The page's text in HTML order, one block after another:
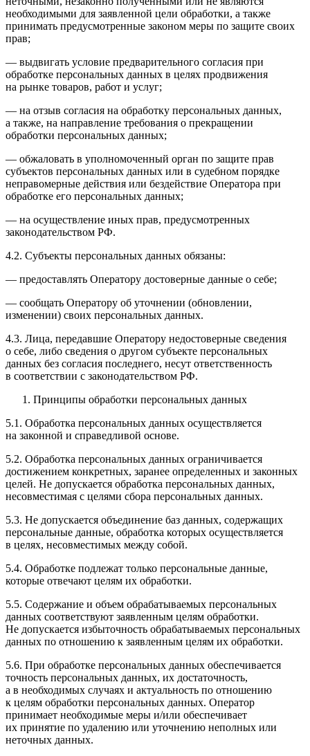
необходимыми для заявленной цели обработки, а также
принимать предусмотренные законом меры по защите своих
прав;
— выдвигать условие предварительного согласия при
обработке персональных данных в целях продвижения
на рынке товаров, работ и услуг;
— на отзыв согласия на обработку персональных данных,
а также, на направление требования о прекращении
обработки персональных данных;
— обжаловать в уполномоченный орган по защите прав
субъектов персональных данных или в судебном порядке
неправомерные действия или бездействие Оператора при
обработке его персональных данных;
— на осуществление иных прав, предусмотренных
законодательством РФ.
4.2. Субъекты персональных данных обязаны:
— предоставлять Оператору достоверные данные о себе;
— сообщать Оператору об уточнении (обновлении,
изменении) своих персональных данных.
4.3. Лица, передавшие Оператору недостоверные сведения
о себе, либо сведения о другом субъекте персональных
данных без согласия последнего, несут ответственность
в соответствии с законодательством РФ.
Принципы обработки персональных данных
5.1. Обработка персональных данных осуществляется
на законной и справедливой основе.
5.2. Обработка персональных данных ограничивается
достижением конкретных, заранее определенных и законных
целей. Не допускается обработка персональных данных,
несовместимая с целями сбора персональных данных.
5.3. Не допускается объединение баз данных, содержащих
персональные данные, обработка которых осуществляется
в целях, несовместимых между собой.
5.4. Обработке подлежат только персональные данные,
которые отвечают целям их обработки.
5.5. Содержание и объем обрабатываемых персональных
данных соответствуют заявленным целям обработки.
Не допускается избыточность обрабатываемых персональных
данных по отношению к заявленным целям их обработки.
5.6. При обработке персональных данных обеспечивается
точность персональных данных, их достаточность,
а в необходимых случаях и актуальность по отношению
к целям обработки персональных данных. Оператор
принимает необходимые меры и/или обеспечивает
их принятие по удалению или уточнению неполных или
неточных данных.